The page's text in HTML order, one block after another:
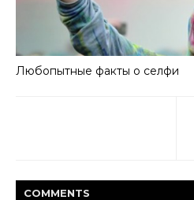
Любопытные факты о селфи
COMMENTS